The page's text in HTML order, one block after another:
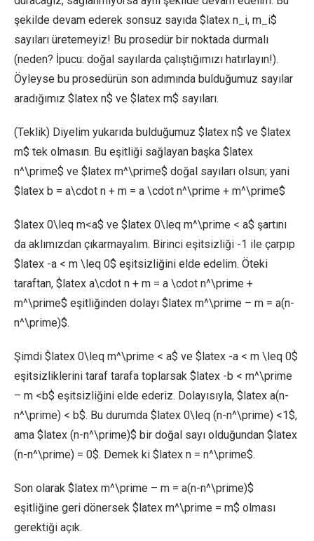
şekilde devam ederek sonsuz sayıda $latex n_i, m_i$
sayıları üretemeyiz! Bu prosedür bir noktada durmalı
(neden? İpucu: doğal sayılarda çalıştığımızı hatırlayın!).
Öyleyse bu prosedürün son adımında bulduğumuz sayılar
aradığımız $latex n$ ve $latex m$ sayıları.
(Teklik) Diyelim yukarıda bulduğumuz $latex n$ ve $latex
m$ tek olmasın. Bu eşitliği sağlayan başka $latex
n^\prime$ ve $latex m^\prime$ doğal sayıları olsun; yani
$latex b = a\cdot n + m = a \cdot n^\prime + m^\prime$
$latex 0\leq m<a$ ve $latex 0\leq m^\prime < a$ şartını
da aklımızdan çıkarmayalım. Birinci eşitsizliği -1 ile çarpıp
$latex -a < m \leq 0$ eşitsizliğini elde edelim. Öteki
taraftan, $latex a\cdot n + m = a \cdot n^\prime +
m^\prime$ eşitliğinden dolayı $latex m^\prime – m = a(n-
n^\prime)$.
Şimdi $latex 0\leq m^\prime < a$ ve $latex -a < m \leq 0$
eşitsizliklerini taraf tarafa toplarsak $latex -b < m^\prime
– m <b$ eşitsizliğini elde ederiz. Dolayısıyla, $latex a(n-
n^\prime) < b$. Bu durumda $latex 0\leq (n-n^\prime) <1$,
ama $latex (n-n^\prime)$ bir doğal sayı olduğundan $latex
(n-n^\prime) = 0$. Demek ki $latex n = n^\prime$.
Son olarak $latex m^\prime – m = a(n-n^\prime)$
eşitliğine geri dönersek $latex m^\prime = m$ olması
gerektiği açık.